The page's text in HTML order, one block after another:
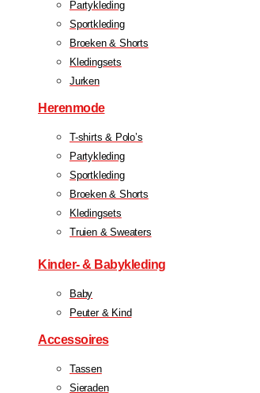
Partykleding
Sportkleding
Broeken & Shorts
Kledingsets
Jurken
Herenmode
T-shirts & Polo’s
Partykleding
Sportkleding
Broeken & Shorts
Kledingsets
Truien & Sweaters
Kinder- & Babykleding
Baby
Peuter & Kind
Accessoires
Tassen
Sieraden